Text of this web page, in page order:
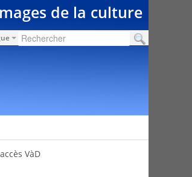
de la culture
accès VàD